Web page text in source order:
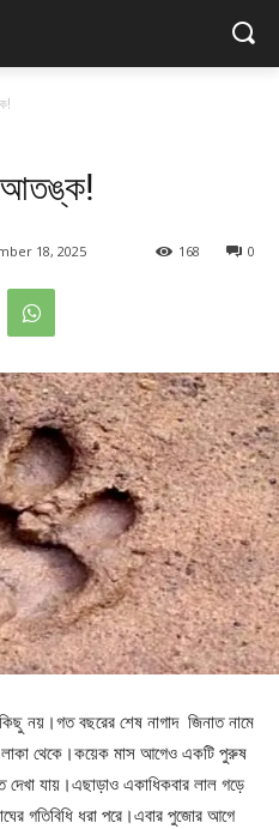
আতঙ্ক!
18, 2025 0
168
নয়।গত বছরের শেষ নাগাদ জিনাত নামে
থেকে।কয়েক মাস আগেও একটি পুরুষ
দেখা যায়।এছাড়াও একাধিকবার লাল গড়ে
গতিবিধি ধরা পরে।এবার পুজোর আগে